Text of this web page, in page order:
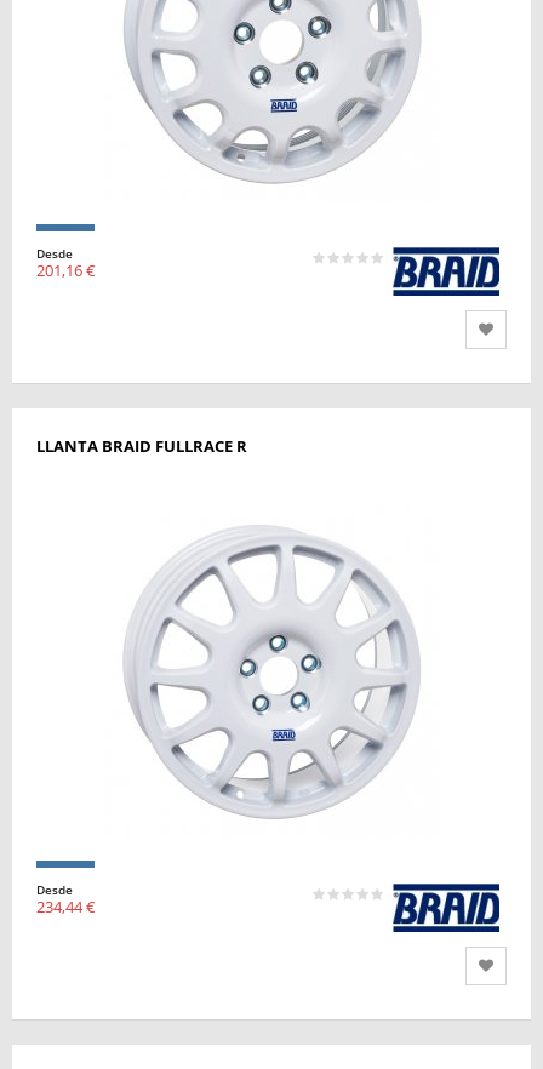
Desde
201,16 €
LLANTA BRAID FULLRACE R
Desde
234,44 €